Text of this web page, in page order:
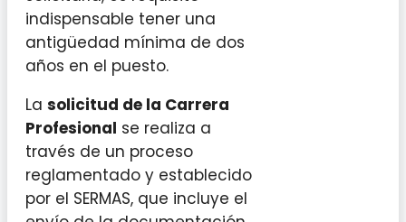
indispensable tener una
antigüedad mínima de dos
años en el puesto.
La solicitud de la Carrera
Profesional se realiza a
través de un proceso
reglamentado y establecido
por el SERMAS, que incluye el